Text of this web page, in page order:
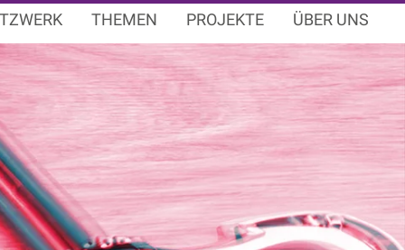
THEMEN PROJEKTE ÜBER UNS